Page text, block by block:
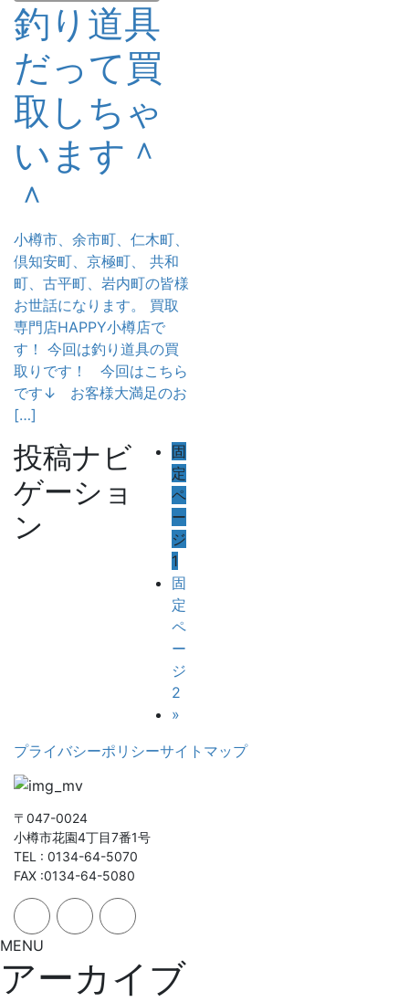
釣り道具
だって買
取しちゃ
います＾
＾
小樽市、余市町、仁木町、
倶知安町、京極町、 共和
町、古平町、岩内町の皆様
お世話になります。 買取
専門店HAPPY小樽店で
す！ 今回は釣り道具の買
取りです！ 今回はこちら
です↓ お客様大満足のお
[…]
投稿ナビ
ゲーショ
ン
固
定
ペ
ー
ジ
1
固
定
ペ
ー
ジ
2
»
プライバシーポリシーサイトマップ
〒047-0024
小樽市花園4丁目7番1号
TEL : 0134-64-5070
FAX :0134-64-5080
MENU
アーカイブ